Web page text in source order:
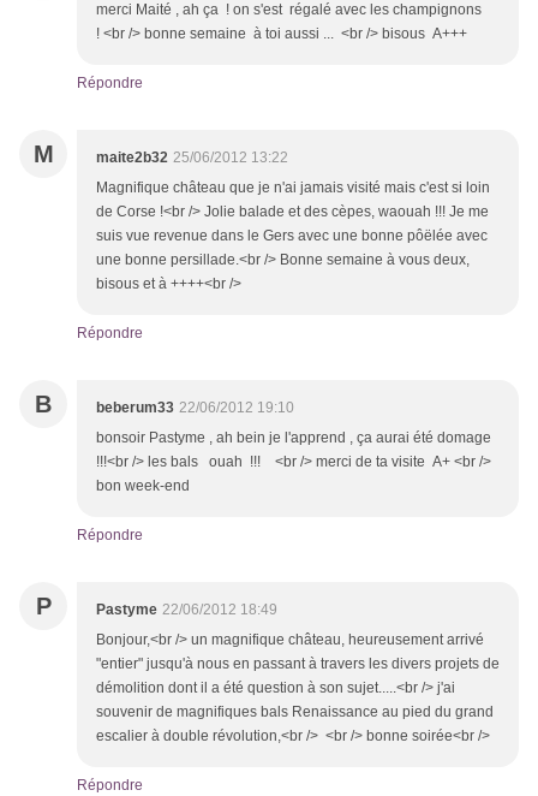
merci Maité , ah ça ! on s'est régalé avec les champignons
! <br /> bonne semaine à toi aussi ... <br /> bisous A+++
Répondre
M maite2b32 25/06/2012 13:22
Magnifique château que je n'ai jamais visité mais c'est si loin
de Corse !<br /> Jolie balade et des cèpes, waouah !!! Je me
suis vue revenue dans le Gers avec une bonne pôëlée avec
une bonne persillade.<br /> Bonne semaine à vous deux,
bisous et à ++++<br />
Répondre
B beberum33 22/06/2012 19:10
bonsoir Pastyme , ah bein je l'apprend , ça aurai été domage
!!!<br /> les bals ouah !!! <br /> merci de ta visite A+ <br />
bon week-end
Répondre
P Pastyme 22/06/2012 18:49
Bonjour,<br /> un magnifique château, heureusement arrivé
"entier" jusqu'à nous en passant à travers les divers projets de
démolition dont il a été question à son sujet.....<br /> j'ai
souvenir de magnifiques bals Renaissance au pied du grand
escalier à double révolution,<br /> <br /> bonne soirée<br />
Répondre